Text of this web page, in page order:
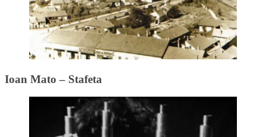
Ioan Mato – Stafeta